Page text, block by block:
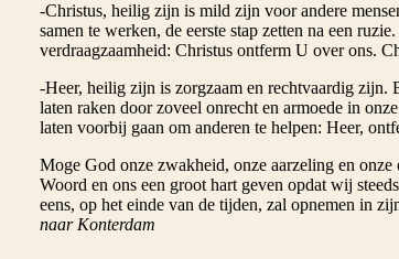
-Christus, heilig zijn is mild zijn voor andere
samen te werken, de eerste stap zetten na een
verdraagzaamheid: Christus ontferm U over ons.
-Heer, heilig zijn is zorgzaam en rechtvaardig
laten raken door zoveel onrecht en armoede in
laten voorbij gaan om anderen te helpen: Heer,
Moge God onze zwakheid, onze aarzeling en
Woord en ons een groot hart geven opdat wij
eens, op het einde van de tijden, zal opnemen in
naar Konterdam